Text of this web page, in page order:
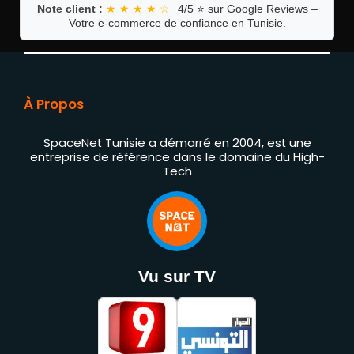
Note client : ★ ★ ★ ★ ☆
4/5 ⭐ sur Google Reviews –
Votre e-commerce de confiance en Tunisie.
À Propos
SpaceNet Tunisie a démarré en 2004, est une
entreprise de référence dans le domaine du High-
Tech
Vu sur TV